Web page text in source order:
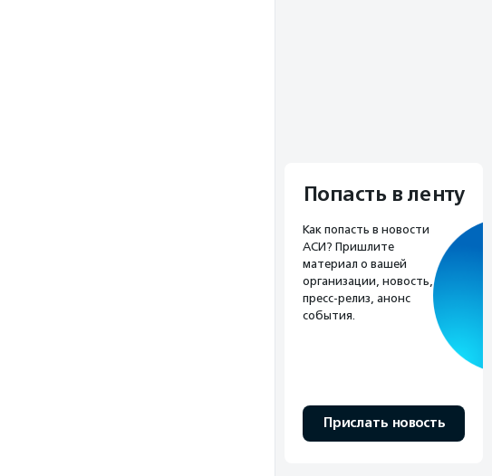
Попасть в ленту
Как попасть в новости
АСИ? Пришлите
материал о вашей
организации, новость,
пресс-релиз, анонс
события.
Прислать новость